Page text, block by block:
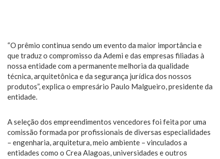
“O prêmio continua sendo um evento da maior importância e
que traduz o compromisso da Ademi e das empresas filiadas à
nossa entidade com a permanente melhoria da qualidade
técnica, arquitetônica e da segurança jurídica dos nossos
produtos”, explica o empresário Paulo Malgueiro, presidente da
entidade.
A seleção dos empreendimentos vencedores foi feita por uma
comissão formada por profissionais de diversas especialidades
– engenharia, arquitetura, meio ambiente – vinculados a
entidades como o Crea Alagoas, universidades e outros